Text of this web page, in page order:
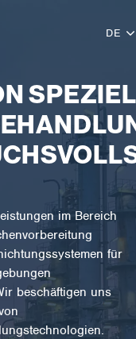
DE
im Bereich
für
beschäftigen uns